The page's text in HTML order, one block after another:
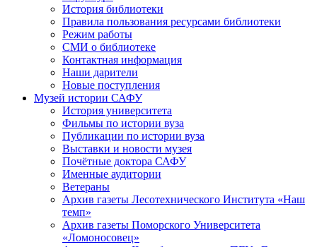
История библиотеки
Правила пользования ресурсами библиотеки
Режим работы
СМИ о библиотеке
Контактная информация
Наши дарители
Новые поступления
Музей истории САФУ
История университета
Фильмы по истории вуза
Публикации по истории вуза
Выставки и новости музея
Почётные доктора САФУ
Именные аудитории
Ветераны
Архив газеты Лесотехнического Института «Наш
темп»
Архив газеты Поморского Университета
«Ломоносовец»